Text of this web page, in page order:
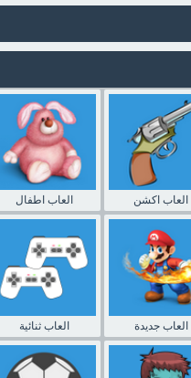
العاب اطفال العاب اكشن
العاب ثنائية العاب جديدة